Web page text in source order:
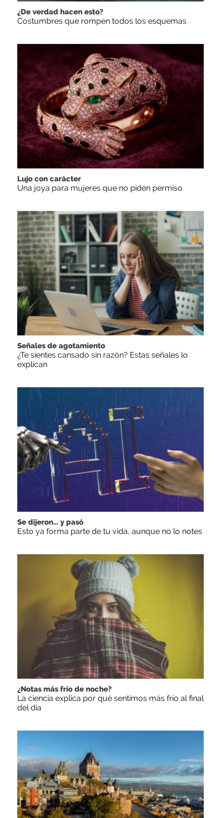
¿De verdad hacen esto?
Costumbres que rompen todos los esquemas
Lujo con carácter
Una joya para mujeres que no piden permiso
Señales de agotamiento
¿Te sientes cansado sin razón? Estas señales lo
explican
Se dijeron… y pasó
Esto ya forma parte de tu vida, aunque no lo notes
¿Notas más frío de noche?
La ciencia explica por qué sentimos más frío al final
del día